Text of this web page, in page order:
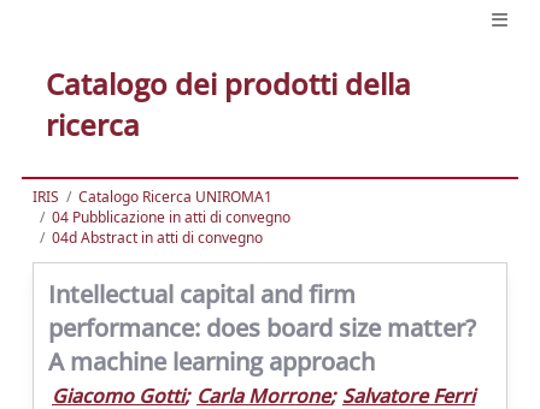
Catalogo dei prodotti della
ricerca
IRIS
Catalogo Ricerca UNIROMA1
04 Pubblicazione in atti di convegno
04d Abstract in atti di convegno
Intellectual capital and firm
performance: does board size matter?
A machine learning approach
Giacomo Gotti; Carla Morrone; Salvatore Ferri